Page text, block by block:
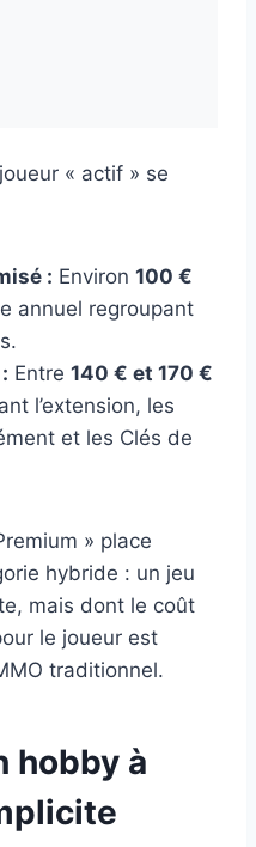
« actif » se
: Environ 100 €
annuel regroupant
Entre 140 € et 170 €
l’extension, les
et les Clés de
» place
hybride : un jeu
mais dont le coût
le joueur est
traditionnel.
hobby à